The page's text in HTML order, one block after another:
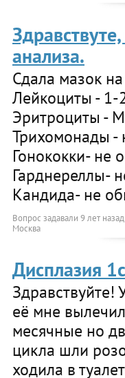
анализа.
Сдала мазок на
Лейкоциты - 1-
Эритроциты -
Трихомонады -
Гонококки- не
Гарднереллы-
Кандида- не
Вопрос задавали 9 лет назад
Москва
Дисплазия
Здравствуйте!
её мне
месячные но
цикла шли
ходила в